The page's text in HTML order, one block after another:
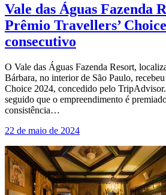
Vale das Águas Fazenda
Prêmio Travellers’
consecutivo
O Vale das Águas Fazenda Resort,
Bárbara, no interior de São Paulo,
Choice 2024, concedido pelo
seguido que o empreendimento é
consistência…
22 de maio de 2024